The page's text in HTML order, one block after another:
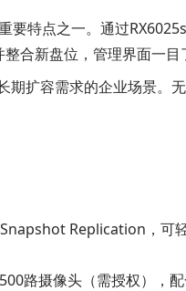
要特点之一。通过
合新盘位，管理界面一目
期扩容需求的企业场景。
Replication，可
路摄像头（需授权），